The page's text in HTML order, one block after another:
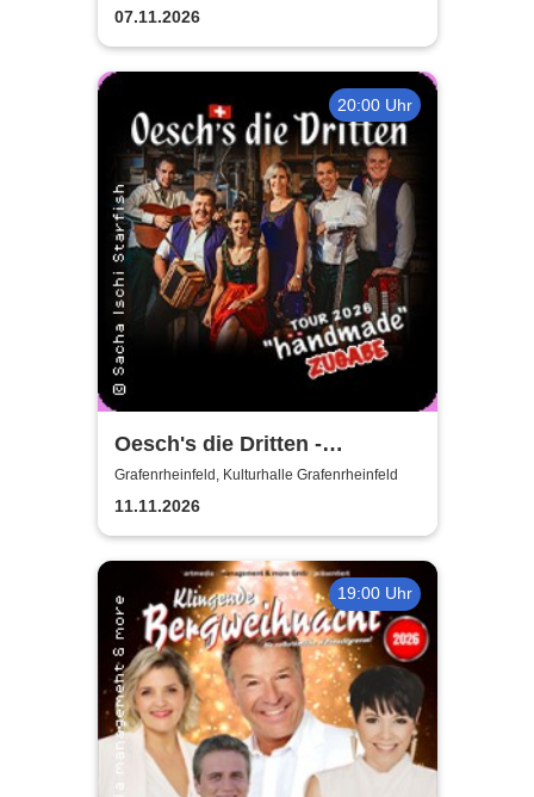
07.11.2026
20:00 Uhr
Oesch's die Dritten -
Händmade Tour 2025
Grafenrheinfeld, Kulturhalle Grafenrheinfeld
11.11.2026
19:00 Uhr